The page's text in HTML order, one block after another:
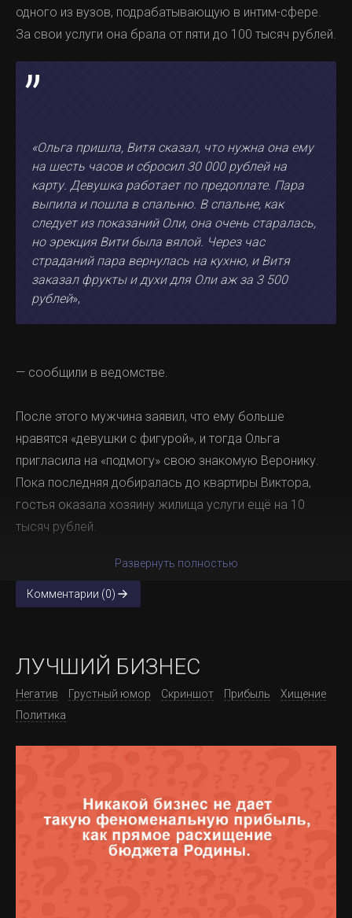
одного из вузов, подрабатывающую в интим-сфере.
За свои услуги она брала от пяти до 100 тысяч рублей.
«Ольга пришла, Витя сказал, что нужна она ему
на шесть часов и сбросил 30 000 рублей на
карту. Девушка работает по предоплате. Пара
выпила и пошла в спальню. В спальне, как
следует из показаний Оли, она очень старалась,
но эрекция Вити была вялой. Через час
страданий пара вернулась на кухню, и Витя
заказал фрукты и духи для Оли аж за 3 500
рублей»,
— сообщили в ведомстве.
После этого мужчина заявил, что ему больше
нравятся «девушки с фигурой», и тогда Ольга
пригласила на «подмогу» свою знакомую Веронику.
Пока последняя добиралась до квартиры Виктора,
гостья оказала хозяину жилища услуги ещё на 10
тысяч рублей.
Развернуть полностью
Комментарии (0)
ЛУЧШИЙ БИЗНЕС
Негатив Грустный юмор Скриншот Прибыль
Хищение
Политика